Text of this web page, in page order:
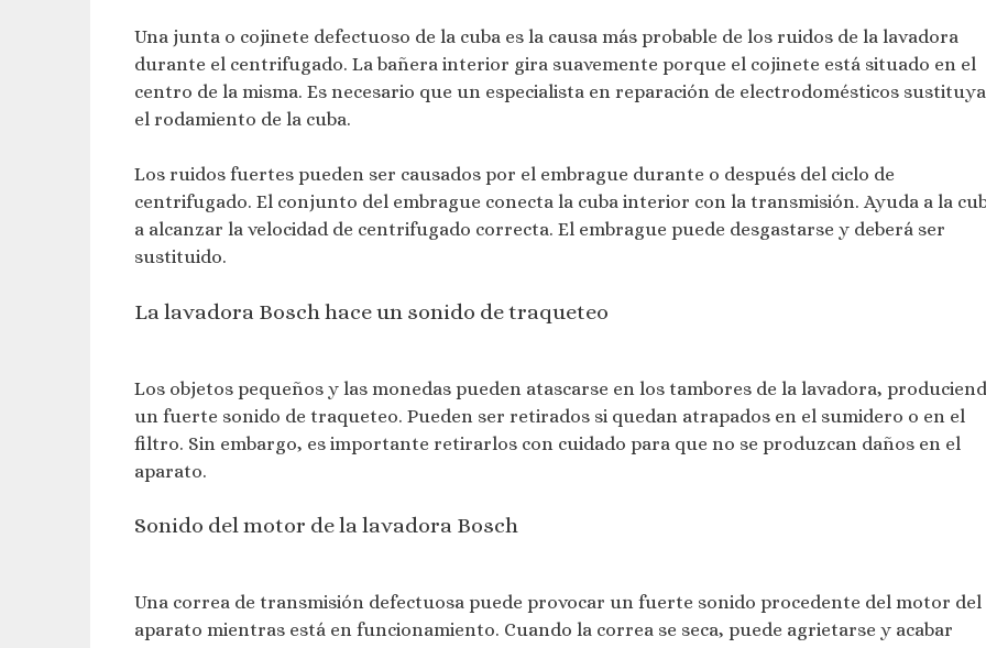
Una junta o cojinete defectuoso de la cuba es la causa más probable de los ruidos de la lavadora
durante el centrifugado. La bañera interior gira suavemente porque el cojinete está situado en el
centro de la misma. Es necesario que un especialista en reparación de electrodomésticos sustituya
el rodamiento de la cuba.
Los ruidos fuertes pueden ser causados por el embrague durante o después del ciclo de
centrifugado. El conjunto del embrague conecta la cuba interior con la transmisión. Ayuda a la
a alcanzar la velocidad de centrifugado correcta. El embrague puede desgastarse y deberá ser
sustituido.
La lavadora Bosch hace un sonido de traqueteo
Los objetos pequeños y las monedas pueden atascarse en los tambores de la lavadora,
un fuerte sonido de traqueteo. Pueden ser retirados si quedan atrapados en el sumidero o en el
filtro. Sin embargo, es importante retirarlos con cuidado para que no se produzcan daños en el
aparato.
Sonido del motor de la lavadora Bosch
Una correa de transmisión defectuosa puede provocar un fuerte sonido procedente del motor del
aparato mientras está en funcionamiento. Cuando la correa se seca, puede agrietarse y acabar